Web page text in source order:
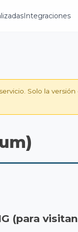
Integraciones
Solo la
(para